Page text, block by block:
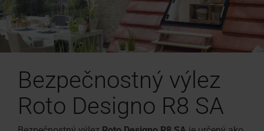
Bezpečnostný výlez
Roto Designo R8 SA